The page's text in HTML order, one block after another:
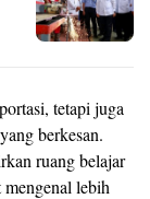
tetapi juga
berkesan.
ruang belajar
mengenal lebih